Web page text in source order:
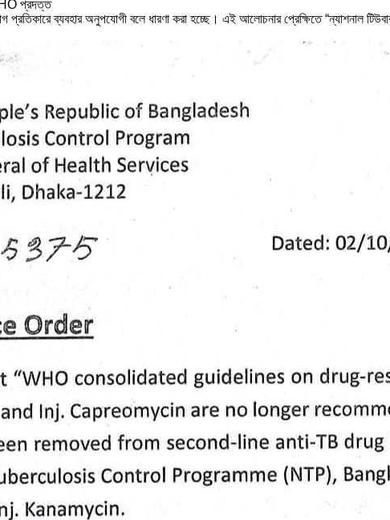
প্রদত্ত
ব্যবহার অনুপযোগী বলে ধারণা করা হচ্ছে। এই আলোচনার প্রেক্ষিতে “ন্যাশনাল